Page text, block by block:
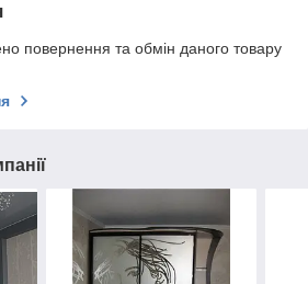
повернення та обмін даного товару